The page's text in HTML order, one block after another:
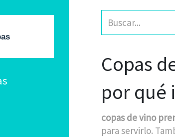
Copas
por qué
copas de vino
para servirlo.